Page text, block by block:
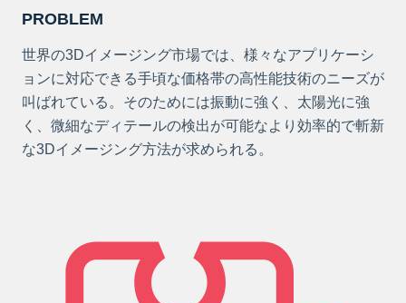
PROBLEM
世界の3Dイメージング市場では、様々なアプリケーシ
ョンに対応できる手頃な価格帯の高性能技術のニーズが
叫ばれている。そのためには振動に強く、太陽光に強
く、微細なディテールの検出が可能なより効率的で斬新
な3Dイメージング方法が求められる。